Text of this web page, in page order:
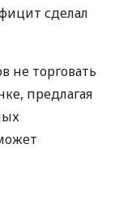
сделал
не торговать
предлагая